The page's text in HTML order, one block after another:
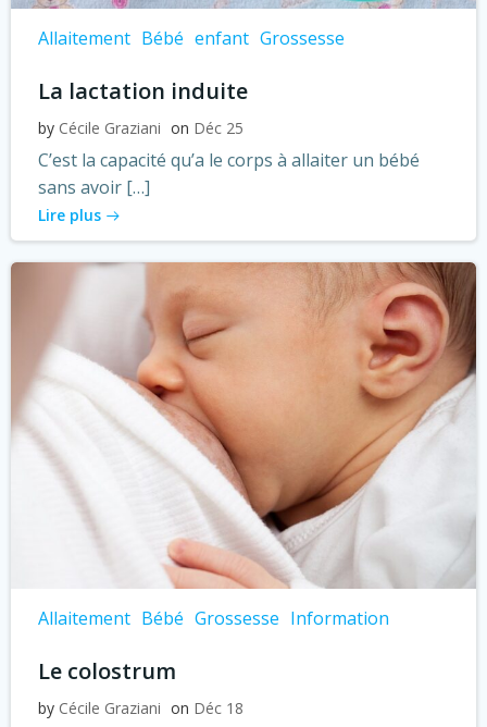
Allaitement Bébé enfant Grossesse
La lactation induite
by Cécile Graziani on Déc 25
C’est la capacité qu’a le corps à allaiter un bébé
sans avoir […]
Lire plus
Allaitement Bébé Grossesse Information
Le colostrum
by Cécile Graziani on Déc 18